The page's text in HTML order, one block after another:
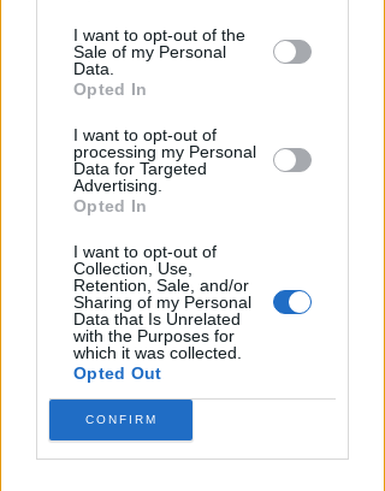
by us to third parties on the IAB’s List of
Downstream Participants that may
further disclose it to other third parties.
I want to opt-out of the
Sale of my Personal
Data.
Opted In
I want to opt-out of
processing my Personal
Data for Targeted
Advertising.
Opted In
I want to opt-out of
Collection, Use,
Retention, Sale, and/or
Sharing of my Personal
Data that Is Unrelated
with the Purposes for
which it was collected.
Opted Out
CONFIRM